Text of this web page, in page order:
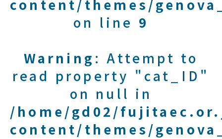
content/themes/
on line 9
Warning : Attempt to
read property "cat_ID"
on null in
/home/gd02/
content/themes/